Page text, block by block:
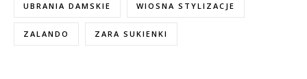
UBRANIA DAMSKIE WIOSNA STYLIZACJE
ZALANDO ZARA SUKIENKI